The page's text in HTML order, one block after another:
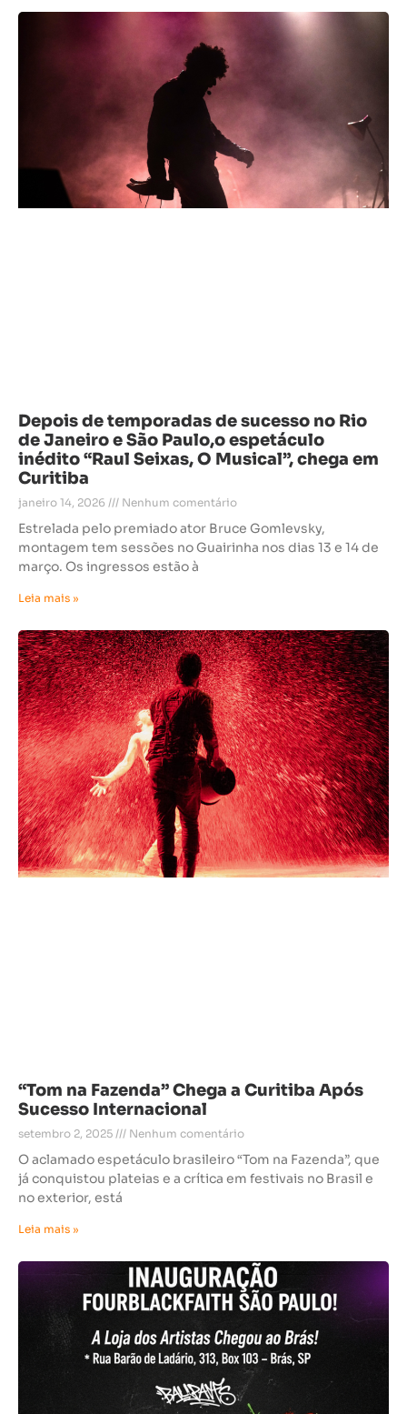
Depois de temporadas de sucesso no Rio
de Janeiro e São Paulo,o espetáculo
inédito “Raul Seixas, O Musical”, chega em
Curitiba
janeiro 14, 2026 Nenhum comentário
Estrelada pelo premiado ator Bruce Gomlevsky,
montagem tem sessões no Guairinha nos dias 13 e 14 de
março. Os ingressos estão à
Leia mais »
“Tom na Fazenda” Chega a Curitiba Após
Sucesso Internacional
setembro 2, 2025 Nenhum comentário
O aclamado espetáculo brasileiro “Tom na Fazenda”, que
já conquistou plateias e a crítica em festivais no Brasil e
no exterior, está
Leia mais »